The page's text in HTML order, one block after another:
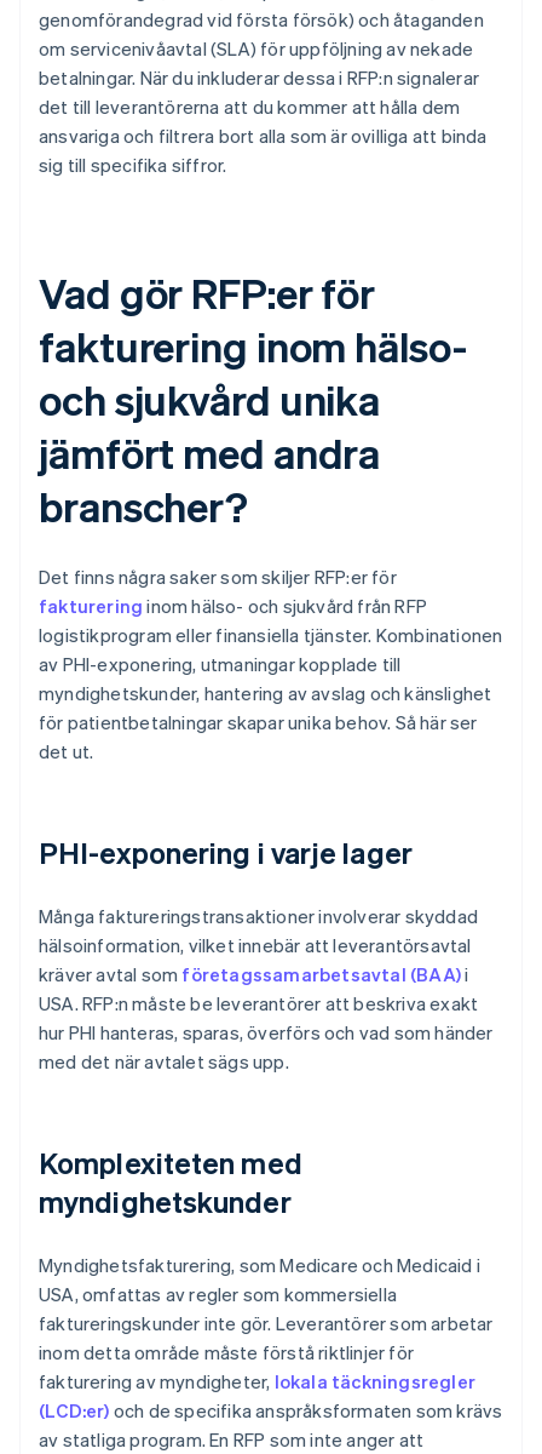
genomförandegrad vid första försök) och åtaganden
om servicenivåavtal (SLA) för uppföljning av nekade
betalningar. När du inkluderar dessa i RFP:n signalerar
det till leverantörerna att du kommer att hålla dem
ansvariga och filtrera bort alla som är ovilliga att binda
sig till specifika siffror.
Vad gör RFP:er för
fakturering inom hälso-
och sjukvård unika
jämfört med andra
branscher?
Det finns några saker som skiljer RFP:er för
fakturering inom hälso- och sjukvård från RFP
logistikprogram eller finansiella tjänster. Kombinationen
av PHI-exponering, utmaningar kopplade till
myndighetskunder, hantering av avslag och känslighet
för patientbetalningar skapar unika behov. Så här ser
det ut.
PHI-exponering i varje lager
Många faktureringstransaktioner involverar skyddad
hälsoinformation, vilket innebär att leverantörsavtal
kräver avtal som företagssamarbetsavtal (BAA)i
USA. RFP:n måste be leverantörer att beskriva exakt
hur PHI hanteras, sparas, överförs och vad som händer
med det när avtalet sägs upp.
Komplexiteten med
myndighetskunder
Myndighetsfakturering, som Medicare och Medicaid i
USA, omfattas av regler som kommersiella
faktureringskunder inte gör. Leverantörer som arbetar
inom detta område måste förstå riktlinjer för
fakturering av myndigheter, lokala täckningsregler
(LCD:er) och de specifika anspråksformaten som krävs
av statliga program. En RFP som inte anger att